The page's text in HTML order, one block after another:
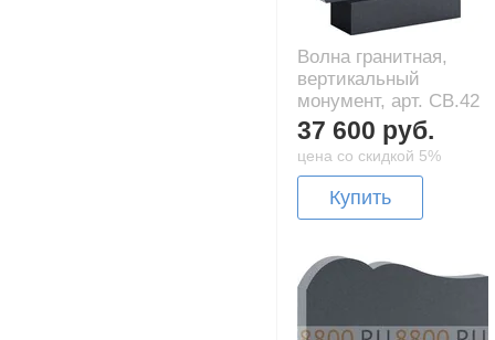
Волна гранитная,
вертикальный
монумент, арт. CB.42
37 600 руб.
цена со скидкой 5%
Купить